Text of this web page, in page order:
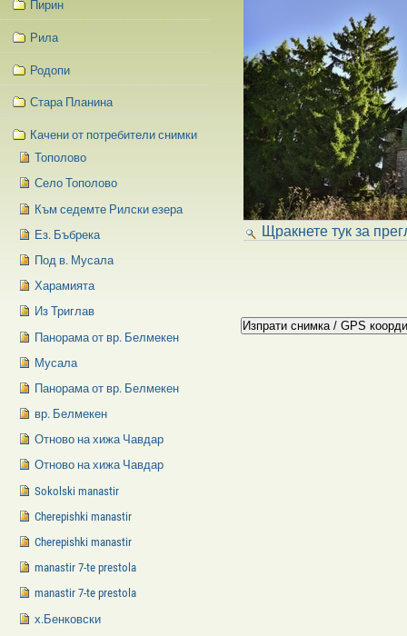
Щракнете тук за
Пирин
Рила
Родопи
Стара Планина
Качени от потребители снимки
Тополово
Село Тополово
Към седемте Рилски езера
Ез. Бъбрека
Под в. Мусала
Харамията
Из Триглав
Панорама от вр. Белмекен
Мусала
Панорама от вр. Белмекен
вр. Белмекен
Отново на хижа Чавдар
Отново на хижа Чавдар
Sokolski manastir
Cherepishki manastir
Cherepishki manastir
manastir 7-te prestola
manastir 7-te prestola
х.Бенковски